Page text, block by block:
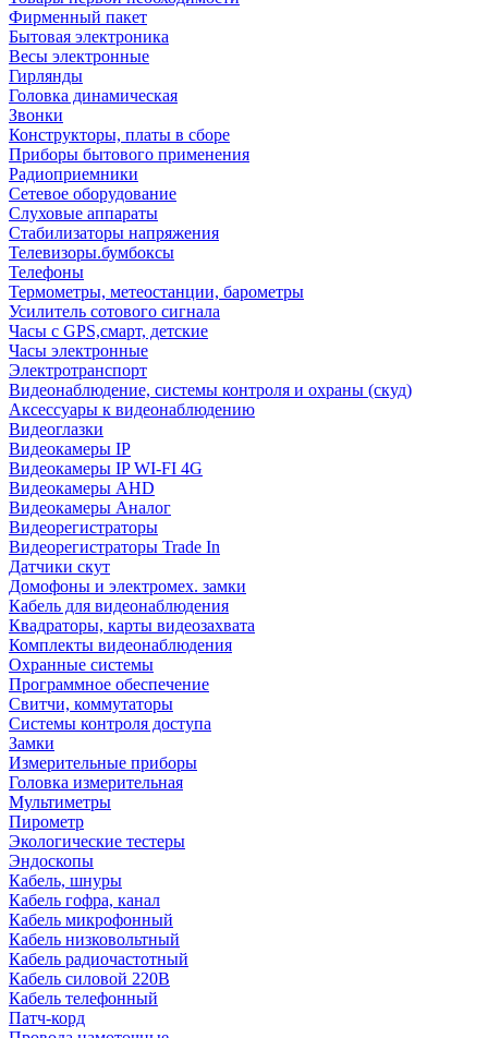
Фирменный пакет
Бытовая электроника
Весы электронные
Гирлянды
Головка динамическая
Звонки
Конструкторы, платы в сборе
Приборы бытового применения
Радиоприемники
Сетевое оборудование
Слуховые аппараты
Стабилизаторы напряжения
Телевизоры.бумбоксы
Телефоны
Термометры, метеостанции, барометры
Усилитель сотового сигнала
Часы с GPS,смарт, детские
Часы электронные
Электротранспорт
Видеонаблюдение, системы контроля и охраны (скуд)
Аксессуары к видеонаблюдению
Видеоглазки
Видеокамеры IP
Видеокамеры IP WI-FI 4G
Видеокамеры AHD
Видеокамеры Аналог
Видеорегистраторы
Видеорегистраторы Trade In
Датчики скут
Домофоны и электромех. замки
Кабель для видеонаблюдения
Квадраторы, карты видеозахвата
Комплекты видеонаблюдения
Охранные системы
Программное обеспечение
Свитчи, коммутаторы
Системы контроля доступа
Замки
Измерительные приборы
Головка измерительная
Мультиметры
Пирометр
Экологические тестеры
Эндоскопы
Кабель, шнуры
Кабель гофра, канал
Кабель микрофонный
Кабель низковольтный
Кабель радиочастотный
Кабель силовой 220В
Кабель телефонный
Патч-корд